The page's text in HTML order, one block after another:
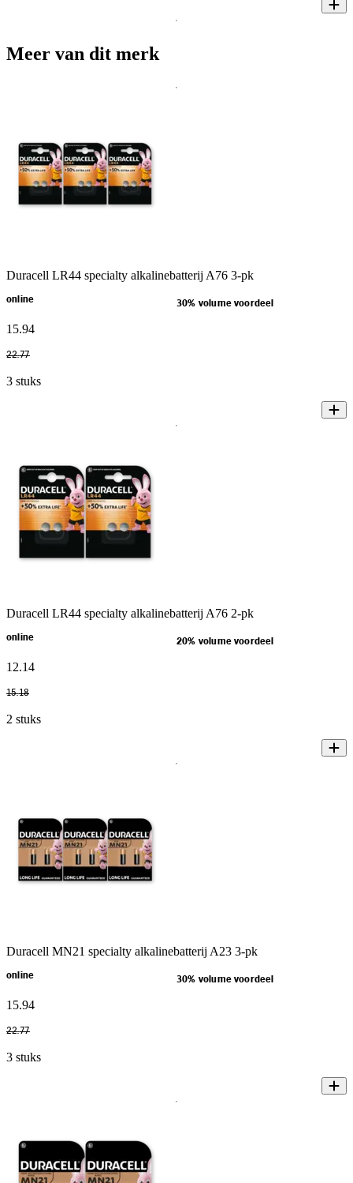
Meer van dit merk
Duracell LR44 specialty alkalinebatterij A76 3-pk
online 30% volume voordeel
15.94
22.77
3 stuks
Duracell LR44 specialty alkalinebatterij A76 2-pk
online 20% volume voordeel
12.14
15.18
2 stuks
Duracell MN21 specialty alkalinebatterij A23 3-pk
online 30% volume voordeel
15.94
22.77
3 stuks